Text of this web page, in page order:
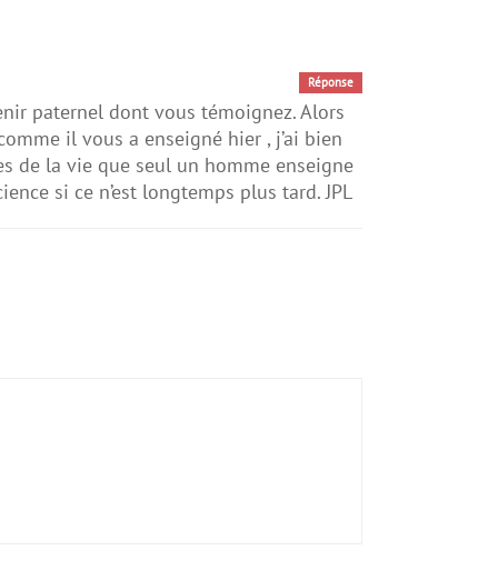
Réponse
paternel dont vous témoignez. Alors
il vous a enseigné hier , j’ai bien
de la vie que seul un homme enseigne
si ce n’est longtemps plus tard. JPL